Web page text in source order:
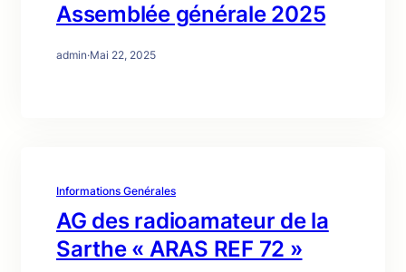
Assemblée générale 2025
admin·Mai 22, 2025
Informations Genérales
AG des radioamateur de la
Sarthe « ARAS REF 72 »